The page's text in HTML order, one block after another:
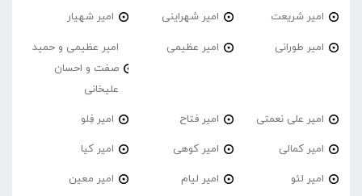
امیر شریعت امیر شهراینی امیر شهیار
امیر طورانی امیر عظیمی
امیر عظیمی و حمید
صفت و احسان
علیخانی
امیر علی نعمتی امیر فتاح امیر فِلو
امیر کمالی امیر کوهی امیر کیا
امیر لئو امیر لیام امیر معین